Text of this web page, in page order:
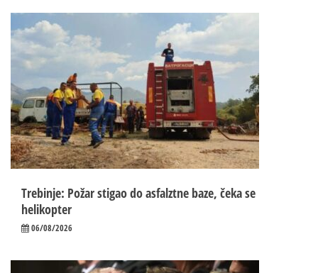
Trebinje: Požar stigao do asfalztne baze, čeka se
helikopter
06/08/2026